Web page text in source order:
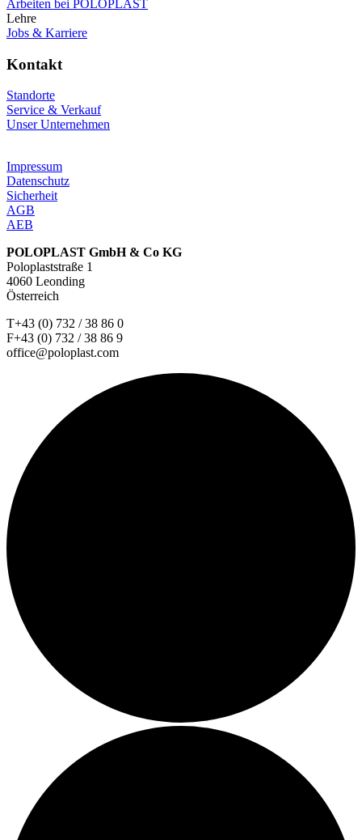
Arbeiten bei POLOPLAST
Lehre
Jobs & Karriere
Kontakt
Standorte
Service & Verkauf
Unser Unternehmen
Impressum
Datenschutz
Sicherheit
AGB
AEB
POLOPLAST GmbH & Co KG
Poloplaststraße 1
4060 Leonding
Österreich
T+43 (0) 732 / 38 86 0
F+43 (0) 732 / 38 86 9
office@poloplast.com